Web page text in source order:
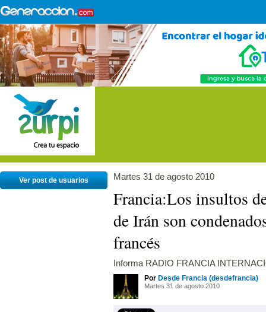
Ver post de usuarios Martes 31 de agosto 2010
Francia:Los insultos
de Irán son
francés
Informa RADIO FRANCIA
Por Desde Francia (desdefrancia)
Martes 31 de agosto 2010